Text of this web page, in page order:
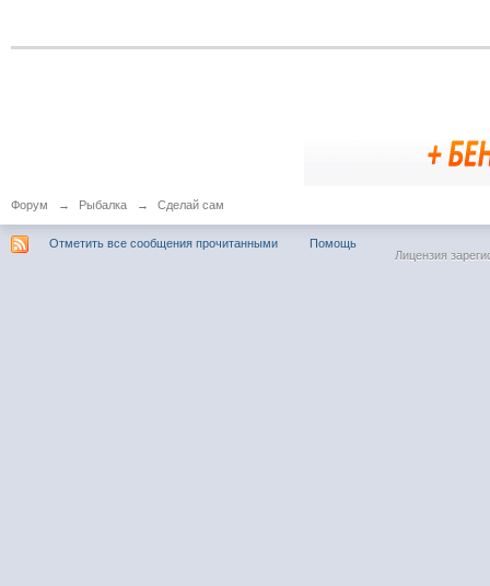
Форум → Рыбалка → Сделай сам
Отметить все сообщения прочитанными
Помощь
Лицензия